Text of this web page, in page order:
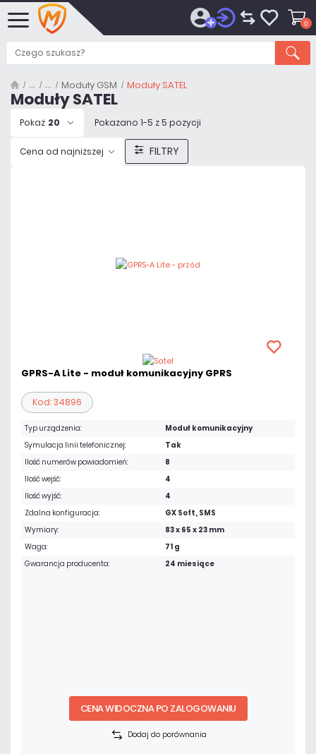
0
Moduły GSM Moduły SATEL
Moduły SATEL
Pokaż 20 Pokazano 1-5 z 5 pozycji
Cena od najniższej FILTRY
GPRS-A Lite - moduł komunikacyjny GPRS
Kod: 34896
Typ urządzenia:
Moduł komunikacyjny
Symulacja linii telefonicznej:
Tak
Ilość numerów powiadomień:
8
Ilość wejść:
4
Ilość wyjść:
4
Zdalna konfiguracja:
GX Soft, SMS
Wymiary:
83 x 65 x 23 mm
Waga:
71 g
Gwarancja producenta:
24 miesiące
CENA WIDOCZNA PO ZALOGOWANIU
Dodaj do porównania